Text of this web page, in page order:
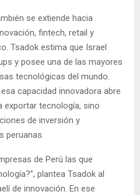
se extiende hacia
fintech, retail y
Tsadok estima que Israel
y posee una de las mayores
tecnológicas del mundo.
capacidad innovadora abre
exportar tecnología, sino
de inversión y
peruanas.
de Perú las que
plantea Tsadok al
de innovación. En ese